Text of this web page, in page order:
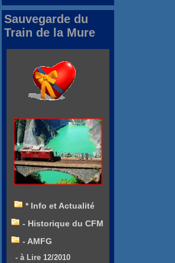
Sauvegarde du
Train de la Mure
* Info et Actualité
- Historique du CFM
- AMFG
- à Lire 12/2010